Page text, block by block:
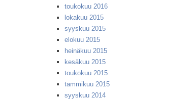
toukokuu 2016
lokakuu 2015
syyskuu 2015
elokuu 2015
heinäkuu 2015
kesäkuu 2015
toukokuu 2015
tammikuu 2015
syyskuu 2014